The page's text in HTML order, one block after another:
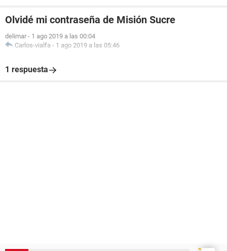
Olvidé mi contraseña de Misión Sucre
delimar - 1 ago 2019 a las 00:04
Carlos-vialfa - 1 ago 2019 a las 05:46
1 respuesta